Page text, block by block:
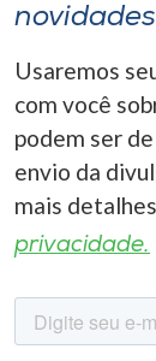
Usaremos
com você
podem ser
envio da
mais
privacidade.